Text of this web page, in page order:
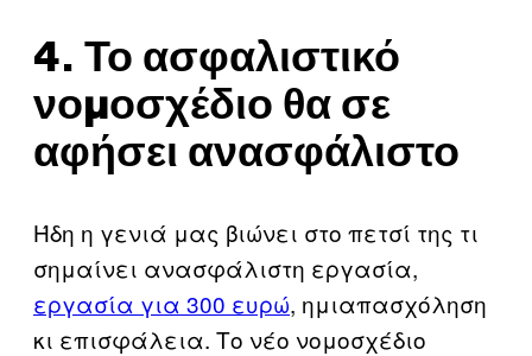
4. Το ασφαλιστικό
νομοσχέδιο θα σε
αφήσει ανασφάλιστο
Ήδη η γενιά μας βιώνει στο πετσί της τι
σημαίνει ανασφάλιστη εργασία,
εργασία για 300 ευρώ, ημιαπασχόληση
κι επισφάλεια. Το νέο νομοσχέδιο